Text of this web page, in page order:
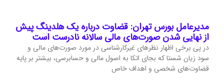
مدیرعامل بورس تهران: قضاوت درباره یک هلدینگ پیش
از نهایی شدن صورت‌های مالی سالانه نادرست است
در پی برخی اظهار نظرهای غیرکارشناسی در مورد صورت‌های مالی و
سود زیان شستا که بجای اتکا به اصول مالی و حسابرسی، بیشتر بر پایه
قضاوت‌‌های شخصی و اهداف خاص